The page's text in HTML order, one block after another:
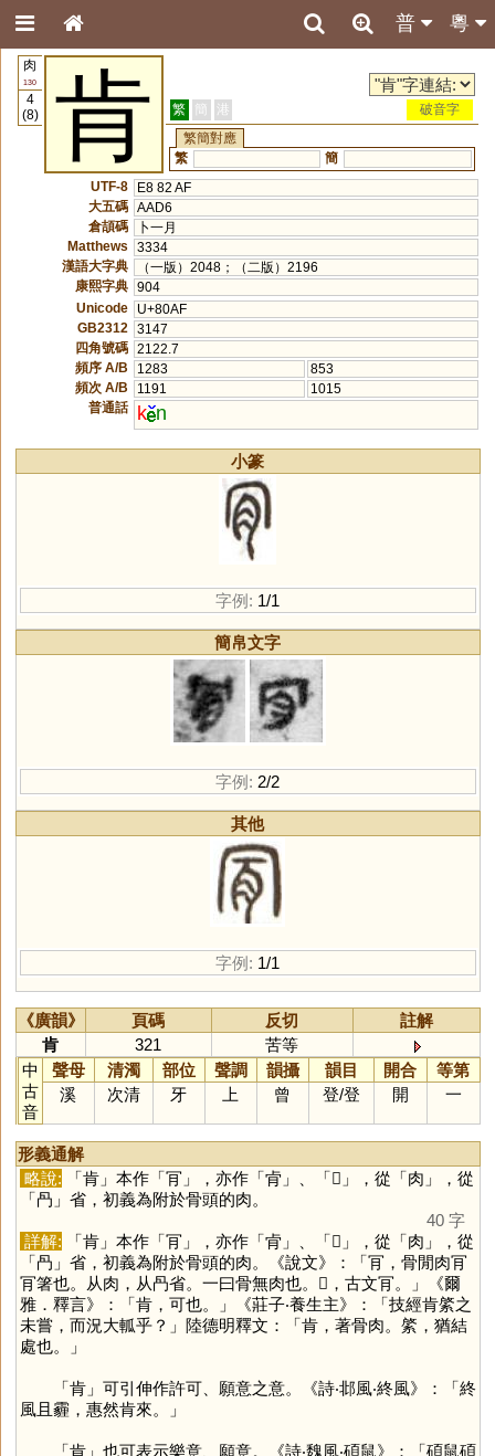
粵
普
肉
130
4
(8)
肯 繁 簡 港
破音字
繁簡對應
繁
簡
UTF-8
E8 82 AF
大五碼 AAD6
倉頡碼
卜一月
Matthews
3334
漢語大字典
（一版）2048；（二版）2196
康熙字典 904
Unicode
U+80AF
GB2312
3147
四角號碼 2122.7
頻序 A/B
1283
853
頻次 A/B
1191
1015
普通話
k n
小篆
字例: 1/1
簡帛文字
字例: 2/2
其他
字例: 1/1
《廣韻》 頁碼 反切
註解
肯
321
苦等
中
古
音
聲母 清濁 部位 聲調 韻攝 韻目 開合
等第
溪
次清 牙 上 曾 登/登 開 一
形義通解
略說: 「肯」本作「肎」，亦作「肻」、「𠕔 」，從「肉 」，從
「冎 」省，初義為附於骨頭的肉。
40 字
詳解: 「肯」本作「肎」，亦作「肻」、「𠕔 」，從「肉 」，從
「冎 」省，初義為附於骨頭的肉。《說文》：「肎，骨閒肉肎
肎箸也。从肉，从冎省。一曰骨無肉也。𣍟，古文肎。」《爾
雅．釋言》：「肯，可也。」《莊子‧養生主》：「技經肯綮之
未嘗，而況大軱乎？」陸德明釋文：「肯，著骨肉。綮，猶結
處也。」
「肯」可引伸作許可、願意之意。《詩‧邶風‧終風》：「終
風且霾，惠然肯來。」
「肯」也可表示樂意、願意。《詩‧魏風‧碩鼠》：「碩鼠碩